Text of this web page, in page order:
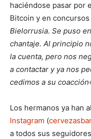
haciéndose pasar por
Bitcoin y en
Bielorrusia. Se puso
chantaje. Al principio
la cuenta, pero nos
a contactar y ya nos
cedimos a su coacción
Los hermanos ya han
Instagram (
a todos sus